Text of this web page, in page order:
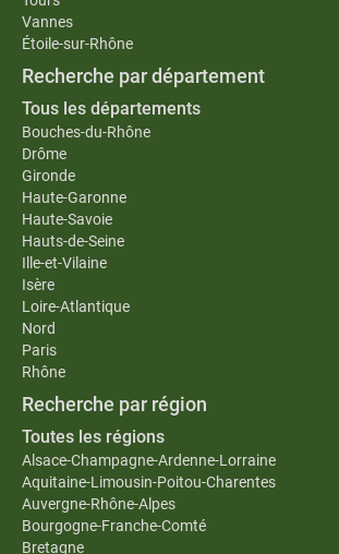
Vannes
Étoile-sur-Rhône
Recherche par département
Tous les départements
Bouches-du-Rhône
Drôme
Gironde
Haute-Garonne
Haute-Savoie
Hauts-de-Seine
Ille-et-Vilaine
Isère
Loire-Atlantique
Nord
Paris
Rhône
Recherche par région
Toutes les régions
Alsace-Champagne-Ardenne-Lorraine
Aquitaine-Limousin-Poitou-Charentes
Auvergne-Rhône-Alpes
Bourgogne-Franche-Comté
Bretagne